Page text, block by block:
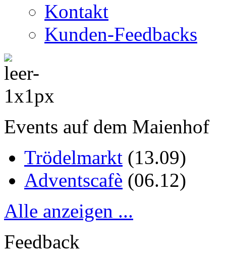
Kontakt
Kunden-Feedbacks
Events auf dem Maienhof
Trödelmarkt (13.09)
Adventscafè (06.12)
Alle anzeigen ...
Feedback